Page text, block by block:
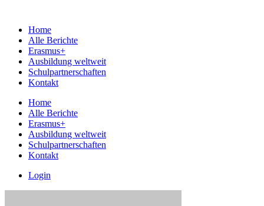
Home
Alle Berichte
Erasmus+
Ausbildung weltweit
Schulpartnerschaften
Kontakt
Home
Alle Berichte
Erasmus+
Ausbildung weltweit
Schulpartnerschaften
Kontakt
Login